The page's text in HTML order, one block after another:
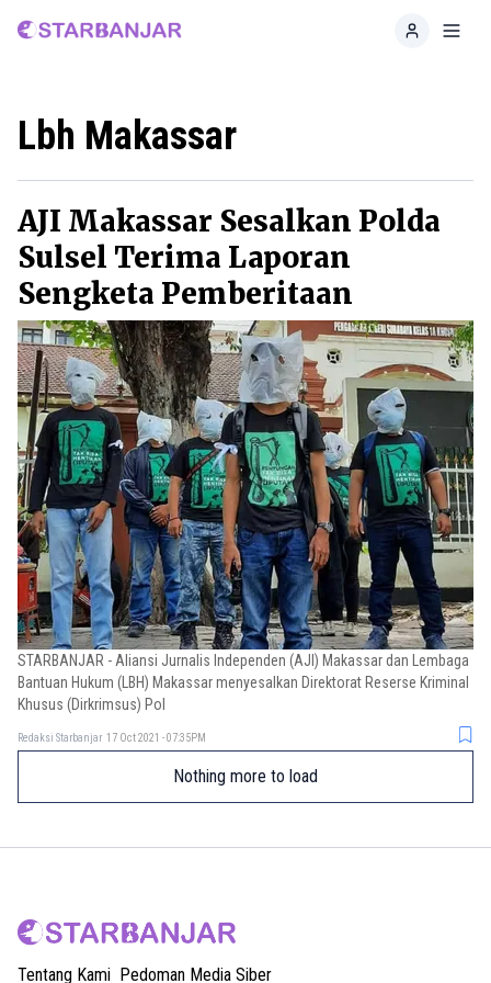
Home
Lbh Makassar
AJI Makassar Sesalkan Polda
Sulsel Terima Laporan
Sengketa Pemberitaan
STARBANJAR - Aliansi Jurnalis Independen (AJI) Makassar dan Lembaga
Bantuan Hukum (LBH) Makassar menyesalkan Direktorat Reserse Kriminal
Khusus (Dirkrimsus) Pol
Redaksi Starbanjar 17 Oct 2021 - 07:35PM
Nothing more to load
Tentang Kami Pedoman Media Siber